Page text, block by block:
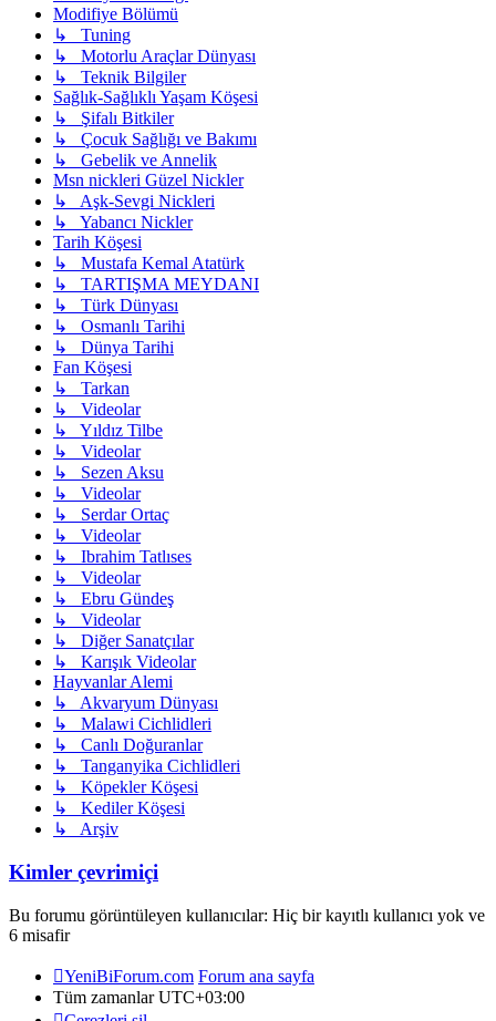
Modifiye Bölümü
↳ Tuning
↳ Motorlu Araçlar Dünyası
↳ Teknik Bilgiler
Sağlık-Sağlıklı Yaşam Köşesi
↳ Şifalı Bitkiler
↳ Çocuk Sağlığı ve Bakımı
↳ Gebelik ve Annelik
Msn nickleri Güzel Nickler
↳ Aşk-Sevgi Nickleri
↳ Yabancı Nickler
Tarih Köşesi
↳ Mustafa Kemal Atatürk
↳ TARTIŞMA MEYDANI
↳ Türk Dünyası
↳ Osmanlı Tarihi
↳ Dünya Tarihi
Fan Köşesi
↳ Tarkan
↳ Videolar
↳ Yıldız Tilbe
↳ Videolar
↳ Sezen Aksu
↳ Videolar
↳ Serdar Ortaç
↳ Videolar
↳ Ibrahim Tatlıses
↳ Videolar
↳ Ebru Gündeş
↳ Videolar
↳ Diğer Sanatçılar
↳ Karışık Videolar
Hayvanlar Alemi
↳ Akvaryum Dünyası
↳ Malawi Cichlidleri
↳ Canlı Doğuranlar
↳ Tanganyika Cichlidleri
↳ Köpekler Köşesi
↳ Kediler Köşesi
↳ Arşiv
Kimler çevrimiçi
Bu forumu görüntüleyen kullanıcılar: Hiç bir kayıtlı kullanıcı yok ve
6 misafir
YeniBiForum.com Forum ana sayfa
Tüm zamanlarUTC+03:00